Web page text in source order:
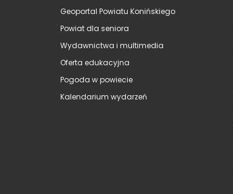
Geoportal Powiatu Konińskiego
Powiat dla seniora
Wydawnictwa i multimedia
Oferta edukacyjna
Pogoda w powiecie
Kalendarium wydarzeń